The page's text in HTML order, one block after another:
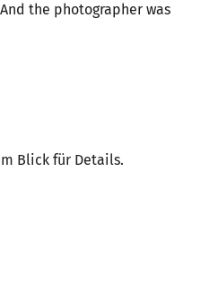
the photographer was
Blick für Details.